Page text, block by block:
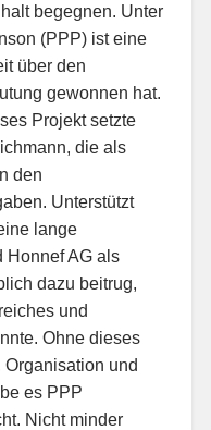
begegnen. Unter
(PPP) ist eine
über den
gewonnen hat.
Projekt setzte
die als
den
Unterstützt
lange
Honnef AG als
dazu beitrug,
und
Ohne dieses
und
es PPP
Nicht minder